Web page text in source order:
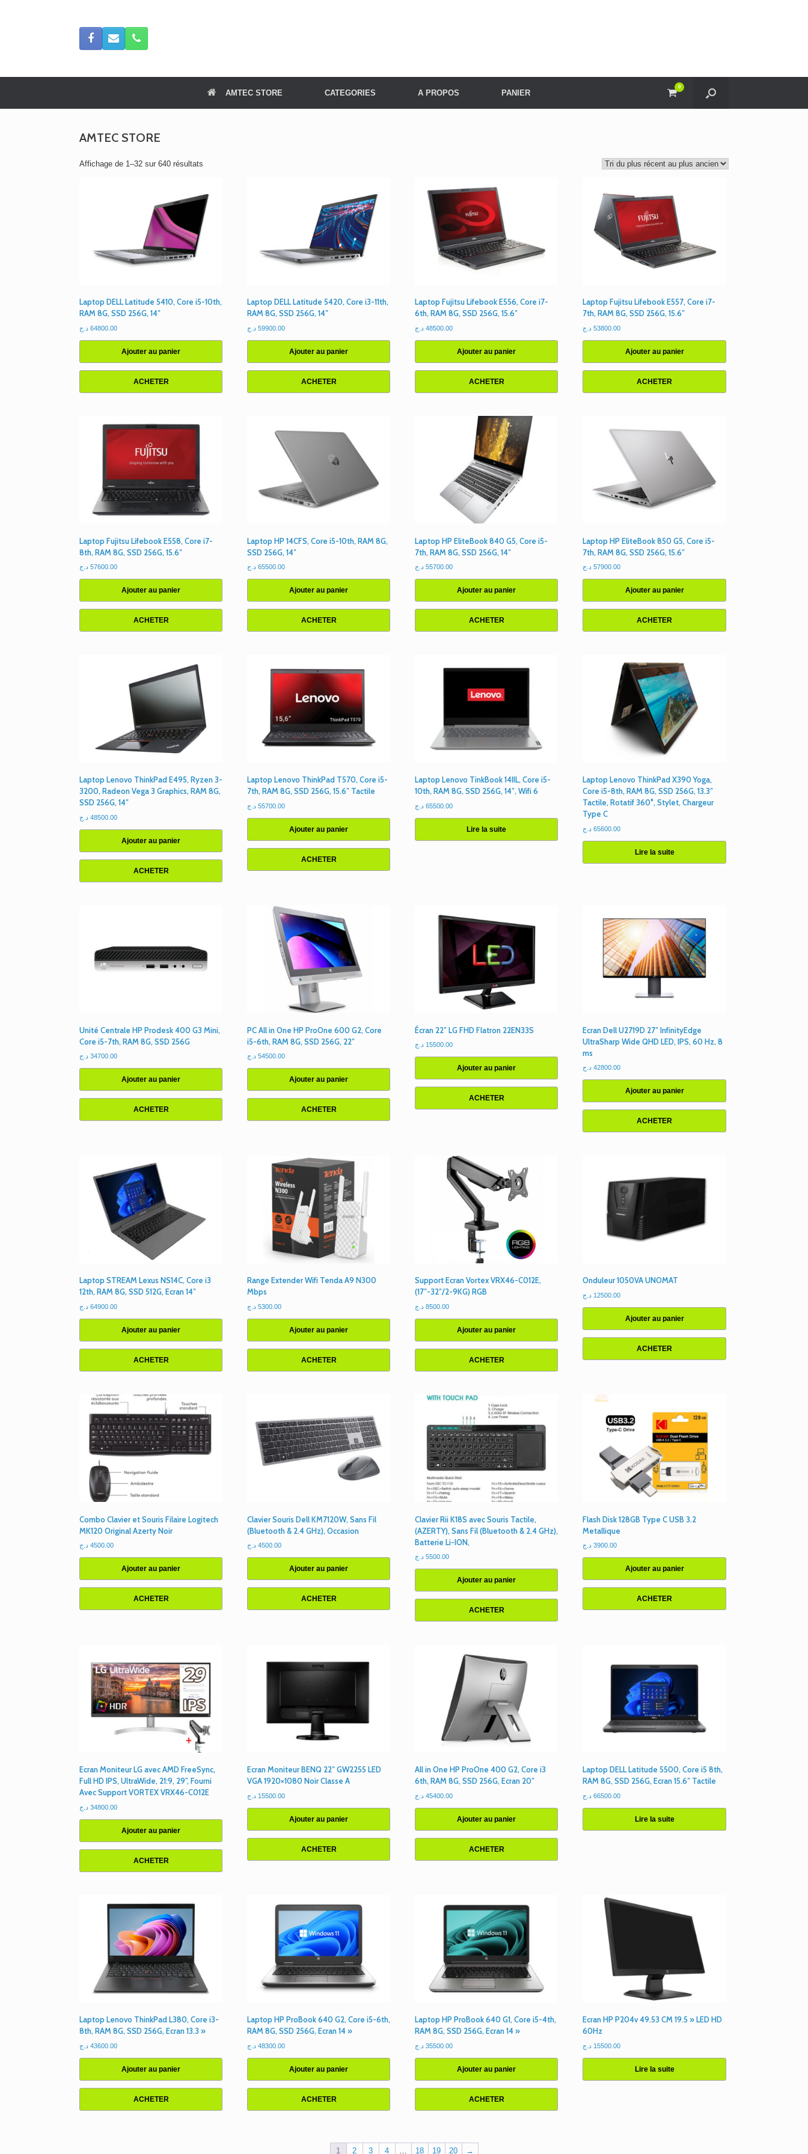
AMTEC STORE CATEGORIES A PROPOS PANIER
View
shopping
cart
0
AMTEC STORE
Affichage de 1–32 sur 640 résultats
récent
au
plus
Laptop DELL Latitude 5410, Core i5-10th,
RAM 8G, SSD 256G, 14″
64800.00 د.ج
Ajouter au panier
ACHETER
Laptop DELL Latitude 5420, Core i3-11th,
RAM 8G, SSD 256G, 14″
59900.00 د.ج
Ajouter au panier
ACHETER
Laptop Fujitsu Lifebook E556, Core i7-
6th, RAM 8G, SSD 256G, 15.6″
48500.00 د.ج
Ajouter au panier
ACHETER
Laptop Fujitsu Lifebook E557, Core i7-
7th, RAM 8G, SSD 256G, 15.6″
53800.00 د.ج
Ajouter au panier
ACHETER
Laptop Fujitsu Lifebook E558, Core i7-
8th, RAM 8G, SSD 256G, 15.6″
57600.00 د.ج
Ajouter au panier
ACHETER
Laptop HP 14CFS, Core i5-10th, RAM 8G,
SSD 256G, 14″
65500.00 د.ج
Ajouter au panier
ACHETER
Laptop HP EliteBook 840 G5, Core i5-
7th, RAM 8G, SSD 256G, 14″
55700.00 د.ج
Ajouter au panier
ACHETER
Laptop HP EliteBook 850 G5, Core i5-
7th, RAM 8G, SSD 256G, 15.6″
57900.00 د.ج
Ajouter au panier
ACHETER
Laptop Lenovo ThinkPad E495, Ryzen 3-
3200, Radeon Vega 3 Graphics, RAM 8G,
SSD 256G, 14″
48500.00 د.ج
Ajouter au panier
ACHETER
Laptop Lenovo ThinkPad T570, Core i5-
7th, RAM 8G, SSD 256G, 15.6″ Tactile
55700.00 د.ج
Ajouter au panier
ACHETER
Laptop Lenovo TinkBook 14IIL, Core i5-
10th, RAM 8G, SSD 256G, 14″, Wifi 6
65500.00 د.ج
Lire la suite
Laptop Lenovo ThinkPad X390 Yoga,
Core i5-8th, RAM 8G, SSD 256G, 13.3″
Tactile, Rotatif 360°, Stylet, Chargeur
Type C
65600.00 د.ج
Lire la suite
Unité Centrale HP Prodesk 400 G3 Mini,
Core i5-7th, RAM 8G, SSD 256G
34700.00 د.ج
Ajouter au panier
ACHETER
PC All in One HP ProOne 600 G2, Core
i5-6th, RAM 8G, SSD 256G, 22″
54500.00 د.ج
Ajouter au panier
ACHETER
Écran 22″ LG FHD Flatron 22EN33S
15500.00 د.ج
Ajouter au panier
ACHETER
Ecran Dell U2719D 27″ InfinityEdge
UltraSharp Wide QHD LED, IPS, 60 Hz, 8
ms
42800.00 د.ج
Ajouter au panier
ACHETER
Laptop STREAM Lexus NS14C, Core i3
12th, RAM 8G, SSD 512G, Ecran 14″
64900.00 د.ج
Ajouter au panier
ACHETER
Range Extender Wifi Tenda A9 N300
Mbps
5300.00 د.ج
Ajouter au panier
ACHETER
Support Ecran Vortex VRX46-C012E,
(17″-32″/2-9KG) RGB
8500.00 د.ج
Ajouter au panier
ACHETER
Onduleur 1050VA UNOMAT
12500.00 د.ج
Ajouter au panier
ACHETER
Combo Clavier et Souris Filaire Logitech
MK120 Original Azerty Noir
4500.00 د.ج
Ajouter au panier
ACHETER
Clavier Souris Dell KM7120W, Sans Fil
(Bluetooth & 2.4 GHz), Occasion
4500.00 د.ج
Ajouter au panier
ACHETER
Clavier Rii K18S avec Souris Tactile,
(AZERTY), Sans Fil (Bluetooth & 2.4 GHz),
Batterie Li-ION,
5500.00 د.ج
Ajouter au panier
ACHETER
Flash Disk 128GB Type C USB 3.2
Metallique
3900.00 د.ج
Ajouter au panier
ACHETER
Ecran Moniteur LG avec AMD FreeSync,
Full HD IPS, UltraWide, 21:9, 29”, Fourni
Avec Support VORTEX VRX46-C012E
34800.00 د.ج
Ajouter au panier
ACHETER
Ecran Moniteur BENQ 22″ GW2255 LED
VGA 1920×1080 Noir Classe A
15500.00 د.ج
Ajouter au panier
ACHETER
All in One HP ProOne 400 G2, Core i3
6th, RAM 8G, SSD 256G, Ecran 20″
45400.00 د.ج
Ajouter au panier
ACHETER
Laptop DELL Latitude 5500, Core i5 8th,
RAM 8G, SSD 256G, Ecran 15.6″ Tactile
66500.00 د.ج
Lire la suite
Laptop Lenovo ThinkPad L380, Core i3-
8th, RAM 8G, SSD 256G, Ecran 13.3 »
43600.00 د.ج
Ajouter au panier
ACHETER
Laptop HP ProBook 640 G2, Core i5-6th,
RAM 8G, SSD 256G, Ecran 14 »
48300.00 د.ج
Ajouter au panier
ACHETER
Laptop HP ProBook 640 G1, Core i5-4th,
RAM 8G, SSD 256G, Ecran 14 »
35500.00 د.ج
Ajouter au panier
ACHETER
Ecran HP P204v 49.53 CM 19.5 » LED HD
60Hz
15500.00 د.ج
Lire la suite
1 2 3 4 … 18 19 20 →